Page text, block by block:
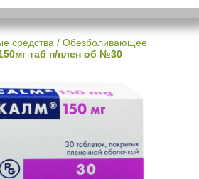
средства / Обезболивающее
таб п/плен об №30